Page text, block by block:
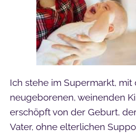
Ich stehe im Supermarkt, mit
neugeborenen, weinenden
erschöpft von der Geburt,
Vater, ohne elterlichen